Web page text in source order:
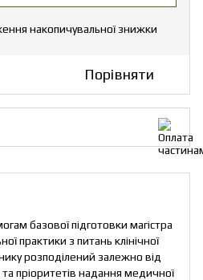
накопичувальної знижки
Порівняти
базової підготовки магістра
практики з питань клінічної
розподілений залежно від
пріоритетів надання медичної